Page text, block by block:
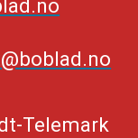
Telemark